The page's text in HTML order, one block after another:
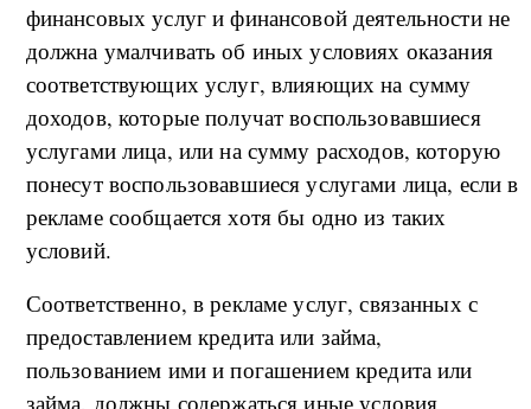
финансовых услуг и финансовой деятельности не
должна умалчивать об иных условиях оказания
соответствующих услуг, влияющих на сумму
доходов, которые получат воспользовавшиеся
услугами лица, или на сумму расходов, которую
понесут воспользовавшиеся услугами лица, если в
рекламе сообщается хотя бы одно из таких
условий.
Соответственно, в рекламе услуг, связанных с
предоставлением кредита или займа,
пользованием ими и погашением кредита или
займа, должны содержаться иные условия